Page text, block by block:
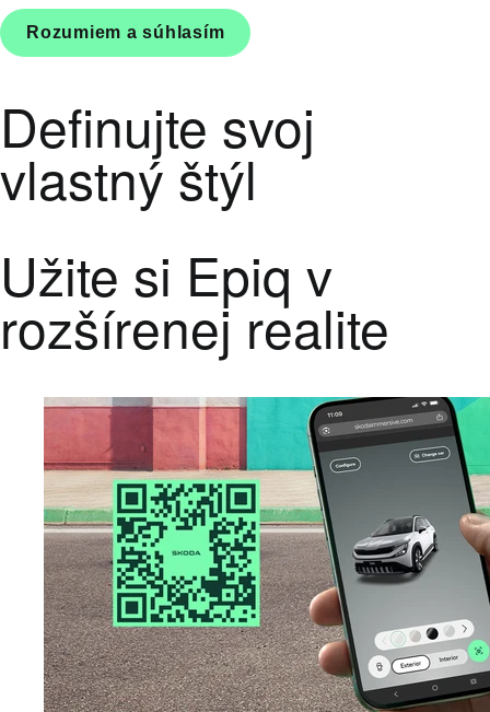
Rozumiem a súhlasím
Definujte svoj
vlastný štýl
Užite si Epiq v
rozšírenej realite